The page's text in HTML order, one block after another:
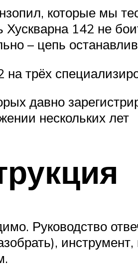
которые мы
142 не
– цепь
трёх
давно
нескольких лет
Руководство